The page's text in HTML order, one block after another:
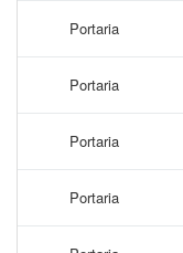
Portaria
Portaria
Portaria
Portaria